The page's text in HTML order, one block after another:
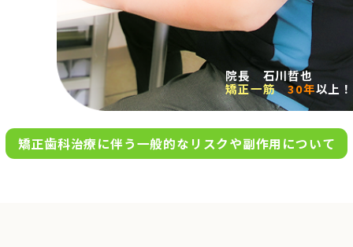
アクセス
お問い合わせ
完全
0120-695-578
院長 石川哲也
矯正一筋
30年以上！
矯正歯科治療に伴う一般的なリスクや副作用について